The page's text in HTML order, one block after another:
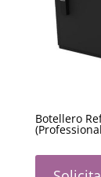
Botellero